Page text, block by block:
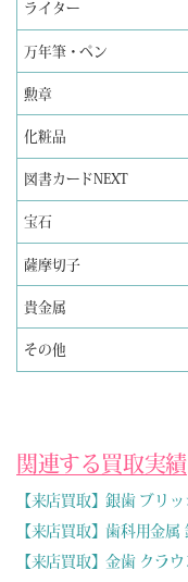
ライター
万年筆・ペン
勲章
化粧品
図書カードNEXT
宝石
薩摩切子
貴金属
その他
関連する買取実績
【来店買取】銀歯 ブリ
【来店買取】歯科用金
【来店買取】金歯 クラ